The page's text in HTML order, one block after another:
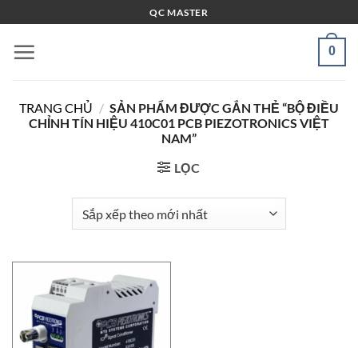
qua
nội
QC MASTER
0
TRANG CHỦ / SẢN PHẨM ĐƯỢC GẮN THẺ “BỘ ĐIỀU
CHỈNH TÍN HIỆU 410C01 PCB PIEZOTRONICS VIỆT
NAM”
LỌC